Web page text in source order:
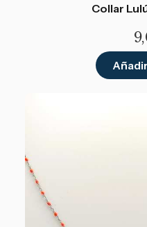
Collar